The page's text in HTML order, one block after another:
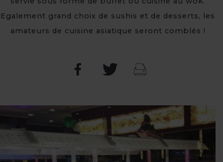
Egalement grand choix de sushis et de desserts, les
amateurs de cuisine asiatique seront comblés !